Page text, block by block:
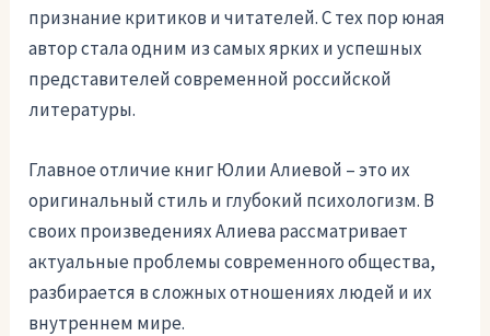
признание критиков и читателей. С тех пор юная
автор стала одним из самых ярких и успешных
представителей современной российской
литературы.
Главное отличие книг Юлии Алиевой – это их
оригинальный стиль и глубокий психологизм. В
своих произведениях Алиева рассматривает
актуальные проблемы современного общества,
разбирается в сложных отношениях людей и их
внутреннем мире.